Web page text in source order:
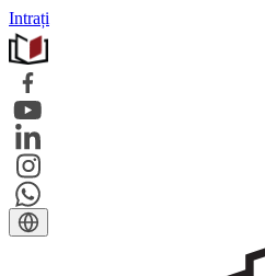
Intrați